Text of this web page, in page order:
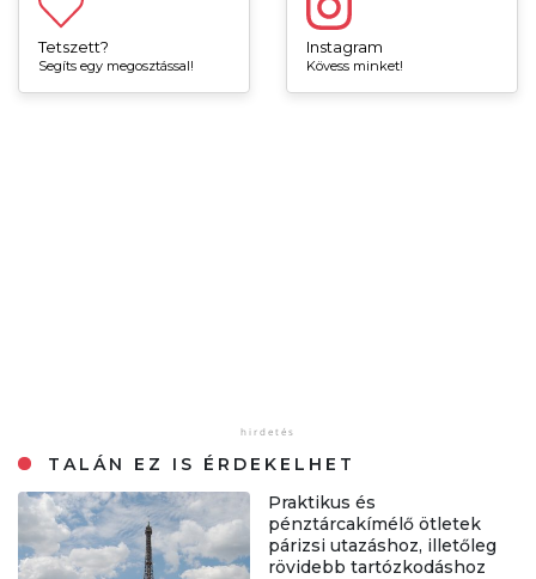
Tetszett?
Segíts egy megosztással!
Instagram
Kövess minket!
TALÁN EZ IS ÉRDEKELHET
Praktikus és
pénztárcakímélő ötletek
párizsi utazáshoz, illetőleg
rövidebb tartózkodáshoz